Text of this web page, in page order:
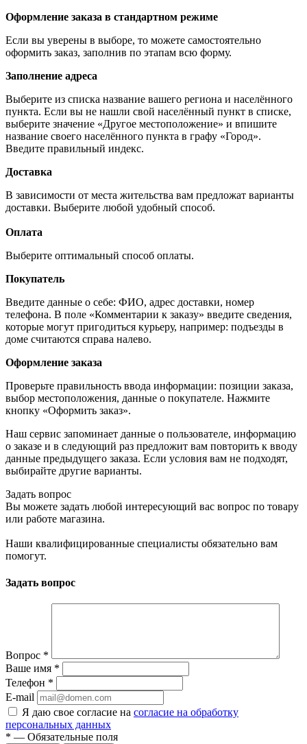
Оформление заказа в стандартном режиме
Если вы уверены в выборе, то можете самостоятельно
оформить заказ, заполнив по этапам всю форму.
Заполнение адреса
Выберите из списка название вашего региона и населённого
пункта. Если вы не нашли свой населённый пункт в списке,
выберите значение «Другое местоположение» и впишите
название своего населённого пункта в графу «Город».
Введите правильный индекс.
Доставка
В зависимости от места жительства вам предложат варианты
доставки. Выберите любой удобный способ.
Оплата
Выберите оптимальный способ оплаты.
Покупатель
Введите данные о себе: ФИО, адрес доставки, номер
телефона. В поле «Комментарии к заказу» введите сведения,
которые могут пригодиться курьеру, например: подъезды в
доме считаются справа налево.
Оформление заказа
Проверьте правильность ввода информации: позиции заказа,
выбор местоположения, данные о покупателе. Нажмите
кнопку «Оформить заказ».
Наш сервис запоминает данные о пользователе, информацию
о заказе и в следующий раз предложит вам повторить к вводу
данные предыдущего заказа. Если условия вам не подходят,
выбирайте другие варианты.
Задать вопрос
Вы можете задать любой интересующий вас вопрос по товару
или работе магазина.
Наши квалифицированные специалисты обязательно вам
помогут.
Задать вопрос
Вопрос *
Ваше имя *
Телефон *
E-mail
Я даю свое согласие на согласие на обработку
персональных данных
* — Обязательные поля